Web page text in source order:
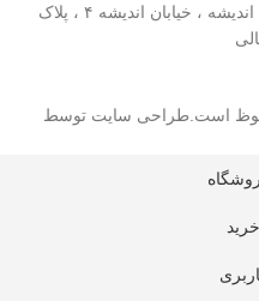
آدرس: شهرک صنعتی شیروان، خیابان اندیشه ، خیابان اندیشه ۴ ، پلاک
است.طراحی سایت توسط